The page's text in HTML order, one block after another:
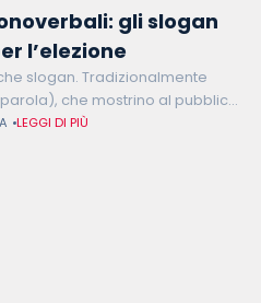
gli slogan
l’elezione
slogan. Tradizionalmente
che mostrino al pubblico
o di un prodotto, al fine
LEGGI DI PIÙ